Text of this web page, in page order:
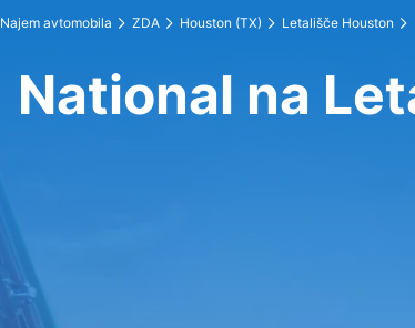
Najem avtomobila ZDA Houston (TX) Letališče Houston
National na